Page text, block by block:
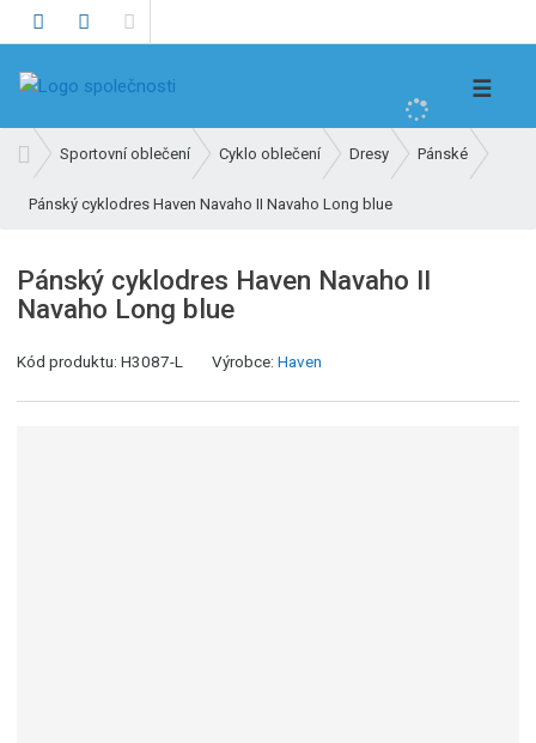
h
e
☰
v
o
í
s
r
Sportovní oblečení Cyklo oblečení Dresy Pánské
Pánský cyklodres Haven Navaho II Navaho Long blue
Pánský cyklodres Haven Navaho II
Navaho Long blue
Kód produktu:H3087-L Výrobce:Haven